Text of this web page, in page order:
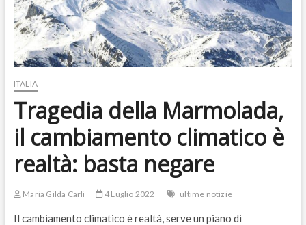
ITALIA
Tragedia della Marmolada,
il cambiamento climatico è
realtà: basta negare
Maria Gilda Carli 4 Luglio 2022 ultime notizie
Il cambiamento climatico è realtà, serve un piano di